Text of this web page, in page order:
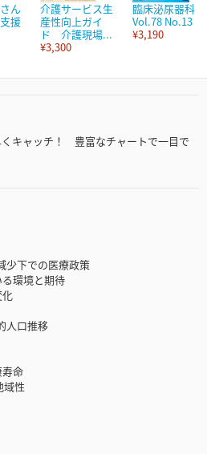
ん
援
介護サービス生
産性向上ガイ
ド 介護現場...
¥3,300
臨床泌尿器科
Vol.78 No.13
¥3,190
キャッチ！ 豊富なチャートで一目で
少下での医療政策
環境と期待
人口推移
命
性